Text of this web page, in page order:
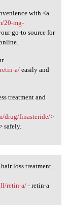
with <a
20-mg-
go-to source for
a/easily and
treatment and
drug/finasteride/>
safely.
loss treatment.
retin-a/- retin-a